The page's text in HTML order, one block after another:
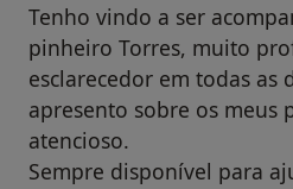
Tenho vindo a ser
pinheiro Torres, muito
esclarecedor em todas as
apresento sobre os meus
atencioso.
Sempre disponível para